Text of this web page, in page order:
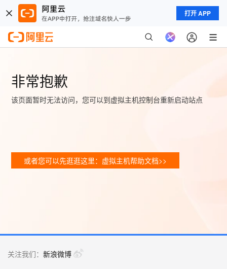
打开 APP
非常抱歉
该页面暂时无法访问，您可以到虚拟主机控制台重新启动站点
或者您可以先逛逛这里：虚拟主机帮助文档>>